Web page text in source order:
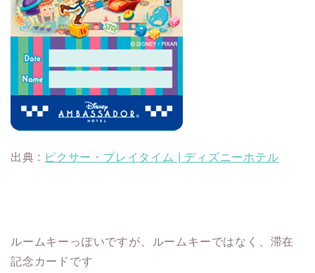
出典 : ピクサー・プレイタイム | ディズニーホテル
ルームキーっぽいですが、ルームキーではなく、滞在
記念カードです